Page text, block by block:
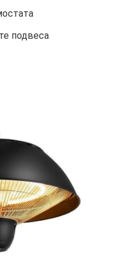
подвеса